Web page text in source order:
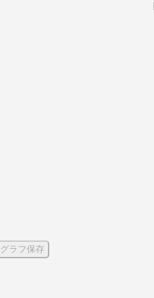
グラフ保存